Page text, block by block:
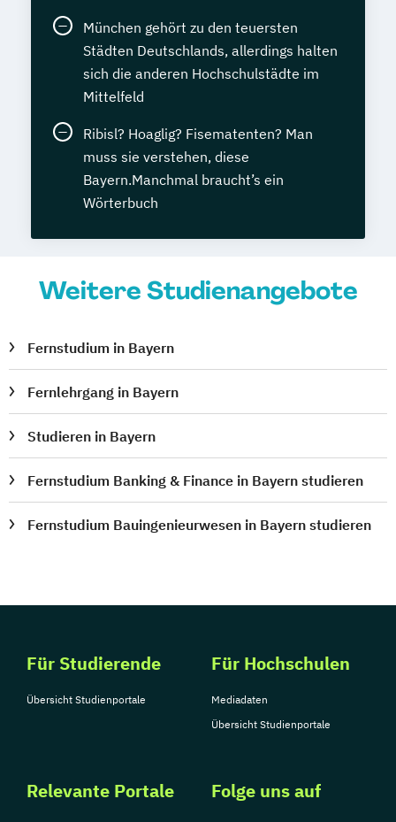
München gehört zu den teuersten
Städten Deutschlands, allerdings halten
sich die anderen Hochschulstädte im
Mittelfeld
Ribisl? Hoaglig? Fisematenten? Man
muss sie verstehen, diese
Bayern.Manchmal braucht’s ein
Wörterbuch
Weitere Studienangebote
Fernstudium in Bayern
Fernlehrgang in Bayern
Studieren in Bayern
Fernstudium Banking & Finance in Bayern studieren
Fernstudium Bauingenieurwesen in Bayern studieren
Für Studierende
Übersicht Studienportale
Für Hochschulen
Mediadaten
Übersicht Studienportale
Relevante Portale Folge uns auf